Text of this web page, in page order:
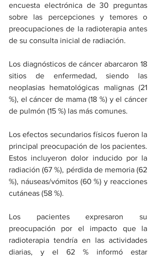
encuesta electrónica de 30 preguntas
sobre las percepciones y temores o
preocupaciones de la radioterapia antes
de su consulta inicial de radiación.
Los diagnósticos de cáncer abarcaron 18
sitios de enfermedad, siendo las
neoplasias hematológicas malignas (21
%), el cáncer de mama (18 %) y el cáncer
de pulmón (15 %) las más comunes.
Los efectos secundarios físicos fueron la
principal preocupación de los pacientes.
Estos incluyeron dolor inducido por la
radiación (67 %), pérdida de memoria (62
%), náuseas/vómitos (60 %) y reacciones
cutáneas (58 %).
Los pacientes expresaron su
preocupación por el impacto que la
radioterapia tendría en las actividades
diarias, y el 62 % informó estar